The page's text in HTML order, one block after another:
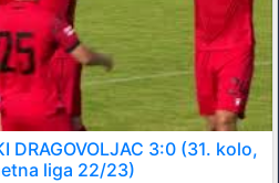
DRAGOVOLJAC 3:0 (31. kolo,
liga 22/23)